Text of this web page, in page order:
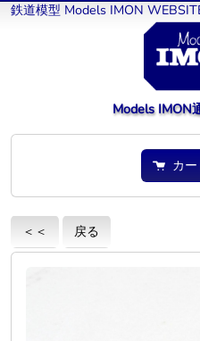
鉄道模型 Models IMON
Models IMON
カ
＜＜ 戻る